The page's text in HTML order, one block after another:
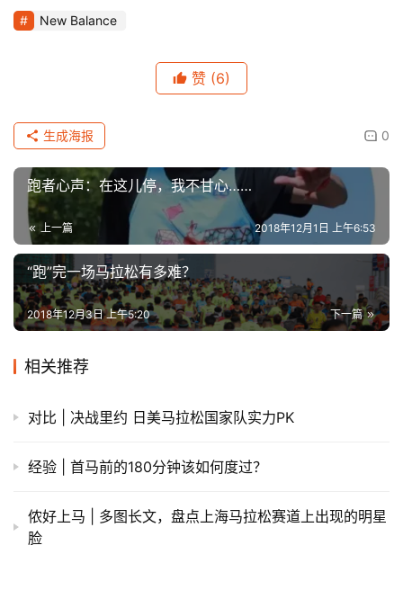
New Balance
赞 (6)
0
生成海报
跑者心声：在这儿停，我不甘心……
上一篇 2018年12月1日 上午6:53
“跑”完一场马拉松有多难？
下一篇
2018年12月3日 上午5:20
相关推荐
对比 | 决战里约 日美马拉松国家队实力PK
经验 | ​首马前的180分钟该如何度过？
侬好上马 | 多图长文，盘点上海马拉松赛道上出现的明星
脸